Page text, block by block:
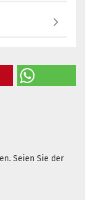
Seien Sie der